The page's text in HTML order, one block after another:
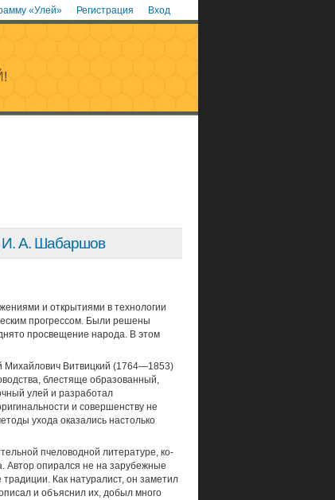
«Улей» Регистрация Вход
И. А. Шабаршов
и открытиями в техноло­гии
прогрессом. Были решены
просвещение народа. В этом
Михайлович Витвицкий (1764—1853)
блестяще об­разованный,
улей и разрабо­тал
и совершенству не
ухода оказались настолько
пчеловодной литературе, ко­
Автор опирался не на зарубежные
Как натуралист, он заме­тил
и объяснил их, добыл много